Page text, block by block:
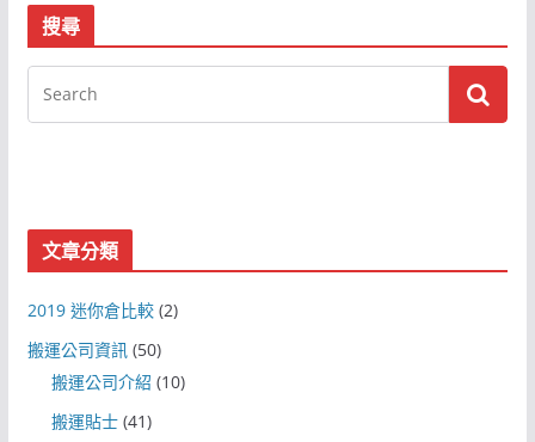
搜尋
文章分類
2019 迷你倉比較(2)
搬運公司資訊(50)
搬運公司介紹 (10)
搬運貼士(41)